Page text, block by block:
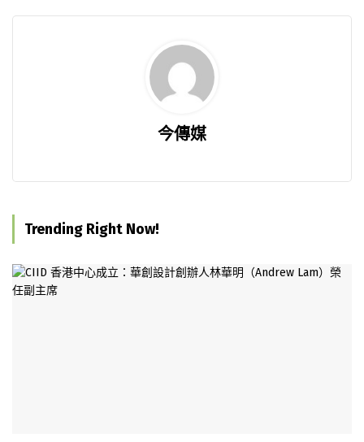
今傳媒
Trending Right Now!